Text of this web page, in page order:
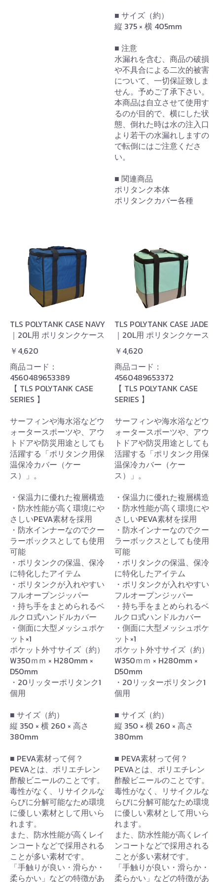
■ サイズ（約）
縦 375 × 横 405mm
■ 注意
水漏れを含む、商品の破損
や不具合による二次的被害
について、一切保証致しま
せん。予めご了承下さい。
本商品は自立させて使用す
るのが目的で、横にした状
態、倒れた時は水の注入口
より若干の水漏れしますの
で転倒にはご注意くださ
い。
■ 関連商品
ポリタンク本体
ポリタンクカバー各種
TLS POLYTANK CASE NAVY
｜20L用 ポリタンクケース
￥4,620
商品コード：
4560489653389
【 TLS POLYTANK CASE
SERIES 】
サーフィンや海水浴などウ
ォータースポーツや、アウ
トドアや防災用途としても
活躍する「ポリタンク用保
温保冷カバー（ケー
ス）」。
・保温力に優れた複層構造
・防水性能が高く環境にや
さしいPEVA素材を採用
・防水インナーなのでクー
ラーボックスとしても使用
可能
・ポリタンクの保温、保冷
に特化したアイテム
・ポリタンクが入れやすい
フルオープンジッパー
・持ち手をまとめられるベ
ルクロ式ハンドルカバー
・側面に大型メッシュポケ
ット×1
ポケット外寸サイズ（約）
W350ｍｍ × H280mm ×
D50mm
・20リッターポリタンク1
個用
■ サイズ（約）
縦 350 × 横 260 × 高さ
380mm
■ PEVA素材って何？
PEVAとは、ポリエチレン
酢酸ビニールのことです。
毒性がなく、リサイクルな
らびに分解可能なため環境
に優しい素材として用いら
れます。
また、防水性能が高くレイ
ンコートなどで採用される
ことが多い素材です。
「手触りが良い・滑らか・
柔らかい」などの特徴があ
TLS POLYTANK CASE JADE
｜20L用 ポリタンクケース
￥4,620
商品コード：
4560489653372
【 TLS POLYTANK CASE
SERIES 】
サーフィンや海水浴などウ
ォータースポーツや、アウ
トドアや防災用途としても
活躍する「ポリタンク用保
温保冷カバー（ケー
ス）」。
・保温力に優れた複層構造
・防水性能が高く環境にや
さしいPEVA素材を採用
・防水インナーなのでクー
ラーボックスとしても使用
可能
・ポリタンクの保温、保冷
に特化したアイテム
・ポリタンクが入れやすい
フルオープンジッパー
・持ち手をまとめられるベ
ルクロ式ハンドルカバー
・側面に大型メッシュポケ
ット×1
ポケット外寸サイズ（約）
W350ｍｍ × H280mm ×
D50mm
・20リッターポリタンク1
個用
■ サイズ（約）
縦 350 × 横 260 × 高さ
380mm
■ PEVA素材って何？
PEVAとは、ポリエチレン
酢酸ビニールのことです。
毒性がなく、リサイクルな
らびに分解可能なため環境
に優しい素材として用いら
れます。
また、防水性能が高くレイ
ンコートなどで採用される
ことが多い素材です。
「手触りが良い・滑らか・
柔らかい」などの特徴があ